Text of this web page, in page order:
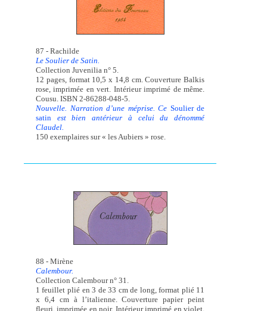
87 - Rachilde
Le Soulier de Satin.
Collection Juvenilia n° 5.
12 pages, format 10,5 x 14,8 cm. Couverture Balkis
rose, imprimée en vert. Intérieur imprimé de même.
Cousu. ISBN 2-86288-048-5.
Nouvelle. Narration d’une méprise. Ce Soulier de
satinest bien antérieur à celui du dénommé
Claudel.
150 exemplaires sur « les Aubiers » rose.
88 - Mirène
Calembour.
Collection Calembour n° 31.
1 feuillet plié en 3 de 33 cm de long, format plié 11
x 6,4 cm à l’italienne. Couverture papier peint
fleuri, imprimée en noir. Intérieur imprimé en violet.